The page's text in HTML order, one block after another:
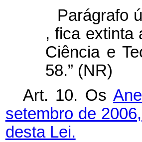
Parágrafo
, fica extinta
Ciência e
58.” (NR)
Art. 10. Os
setembro de 2006,
desta Lei.